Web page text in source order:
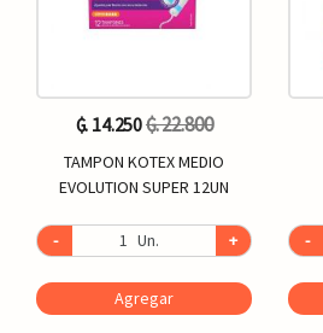
₲. 14.250₲. 22.800
TAMPON KOTEX MEDIO
EVOLUTION SUPER 12UN
- Un. +
Agregar
-